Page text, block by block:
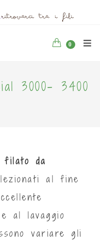
0
3000- 3400
filato da
al fine
al lavaggio
variare gli